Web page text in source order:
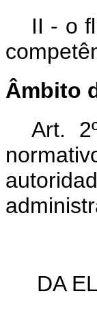
II - o
Âmbito
Art.
DA